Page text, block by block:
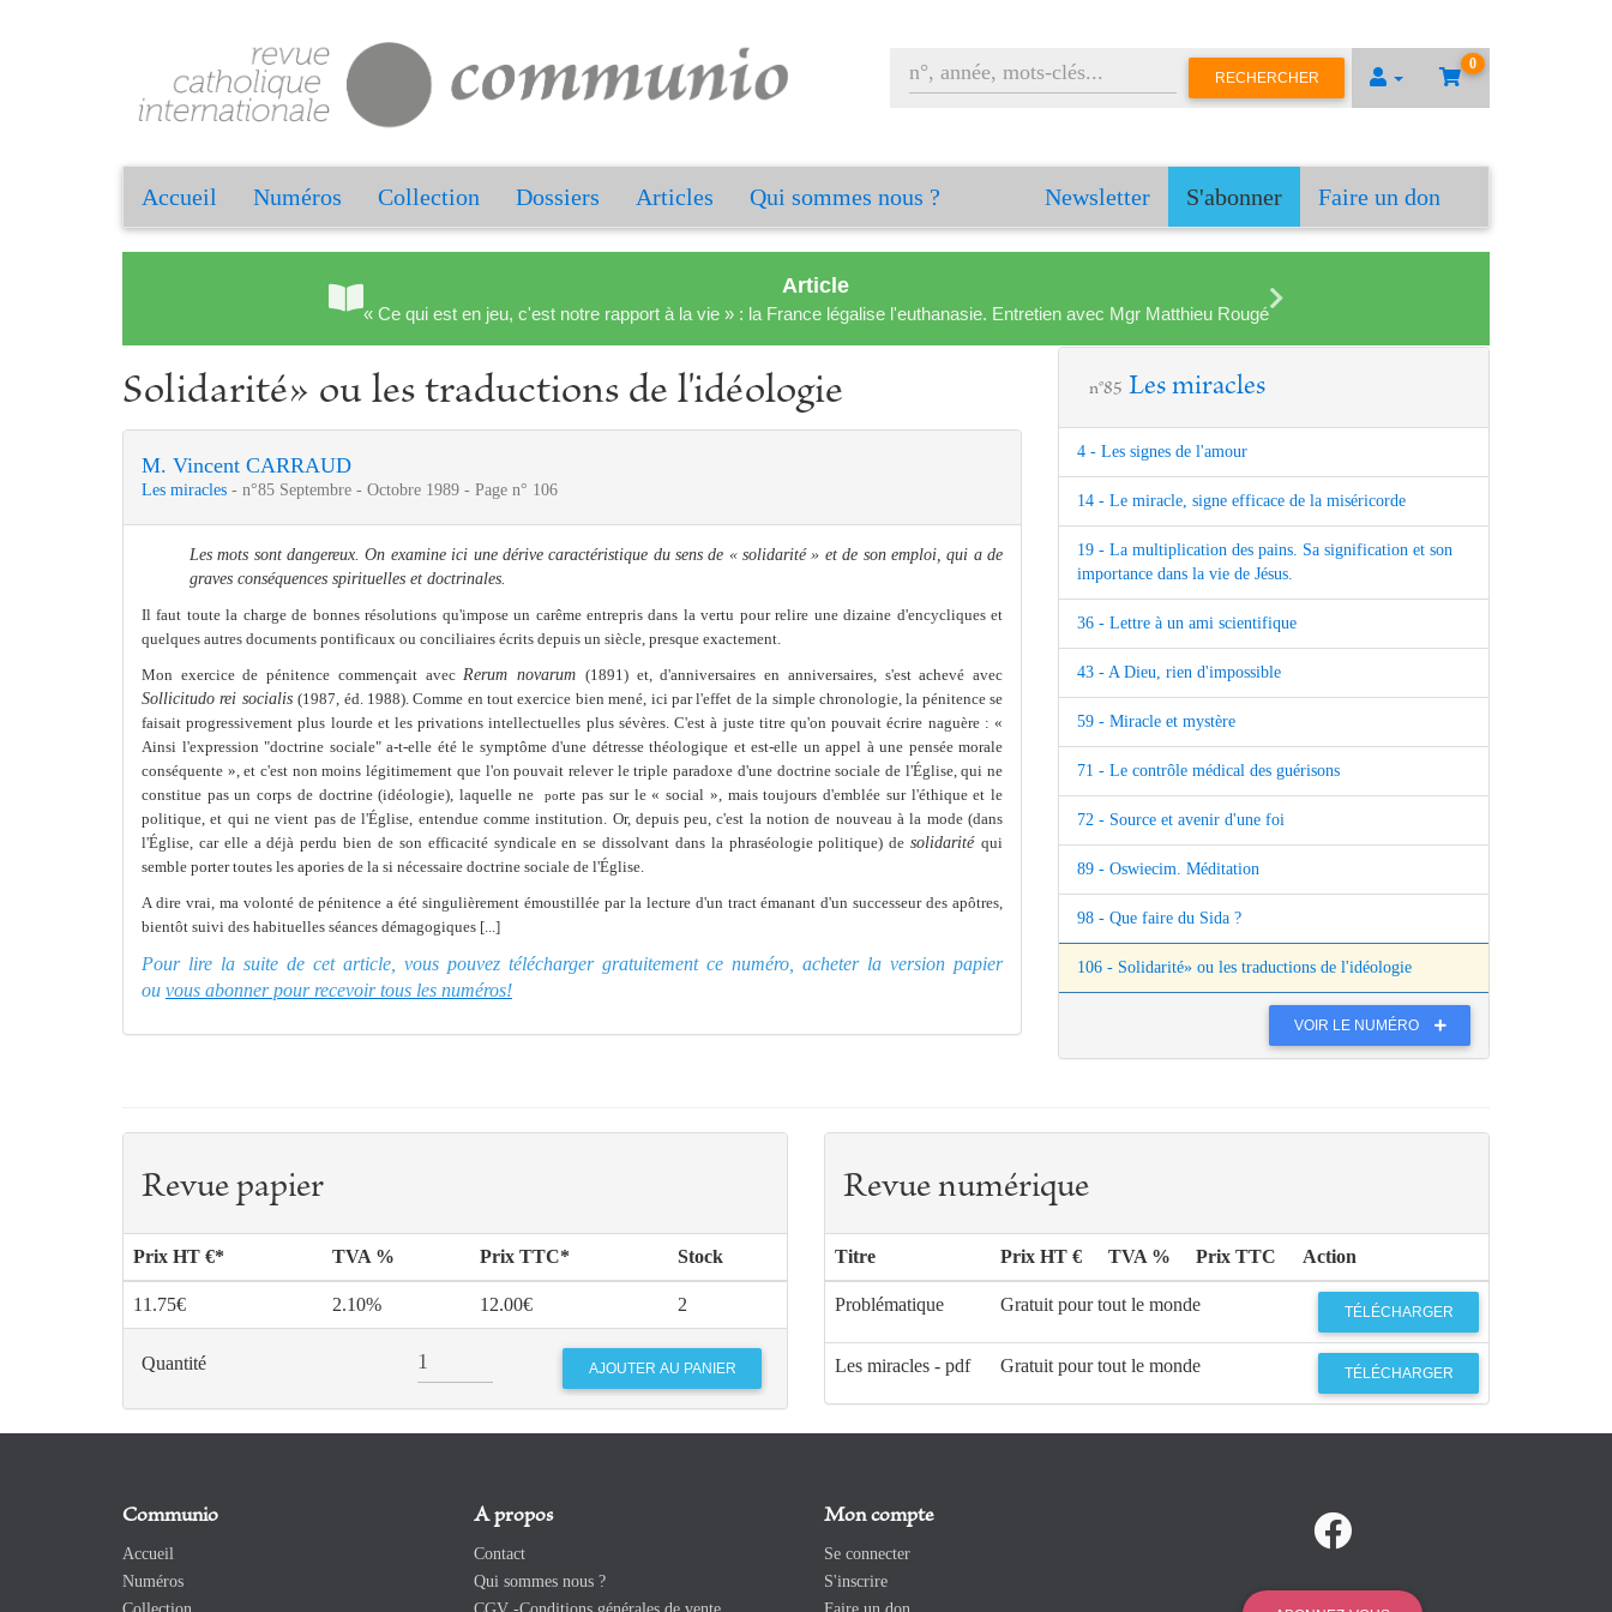
0
RECHERCHER
Accueil Numéros Collection Dossiers Articles Qui sommes nous ? Newsletter S'abonner Faire un don
Article
« Ce qui est en jeu, c'est notre rapport à la vie » : la France légalise l'euthanasie. Entretien avec Mgr Matthieu Rougé
Solidarité» ou les traductions de l'idéologie
M. Vincent CARRAUD
Les miracles - n°85 Septembre - Octobre 1989 - Page n° 106
Les mots sont dangereux. On examine ici une dérive caractéristique du sens de « solidarité » et de son emploi, qui a de
graves conséquences spirituelles et doctrinales.
Il faut toute la charge de bonnes résolutions qu'impose un carêmeentrepris dans la vertu pour relire une dizaine d'encycliques et
quelques autres documents pontificaux ou conciliaires écrits depuis un siècle, presque exactement.
Mon exercice de pénitence commençait avecRerum novarum (1891) et, d'anniversaires en anniversaires, s'est achevé avec
Sollicitudo rei socialis(1987, éd. 1988). Comme en tout exercice bienmené, ici par l'effet de la simple chronologie, la pénitence se
faisait progressivement plus lourde et les privations intellectuelles plus sévères. C'est à juste titre qu'on pouvait écrire naguère : «
Ainsi l'expression "doctrine sociale" a-t-elle été le symptômed'une détresse théologique et est-elle un appel à une pensée morale
conséquente », et c'est non moins légitimement que l'on pouvait relever le triple paradoxe d'une doctrine sociale de l'Église, qui ne
constitue pas un corps de doctrine (idéologie), laquelle ne
porte pas sur le « social », mais toujours d'emblée sur l'éthique etle
politique, et qui ne vient pas de l'Église, entendue comme institution. Or, depuis peu, c'est la notion de nouveau à la mode(dans
l'Église, car elle a déjà perdu bien de son efficacité syndicale en se dissolvant dans la phraséologie politique) desolidaritéqui
semble porter toutes les apories de la si nécessaire doctrine sociale de l'Église.
A dire vrai, ma volonté de pénitence a été singulièrementémoustillée par la lecture d'un tract émanant d'un successeur desapôtres,
bientôt suivi des habituelles séances démagogiques [...]
Pour lire la suite de cet article, vous pouvez télécharger gratuitement ce numéro, acheter la version papier
ou vous abonner pour recevoir tous les numéros!
n°85 Les miracles
4 - Les signes de l'amour
14 - Le miracle, signe efficace de la miséricorde
19 - La multiplication des pains. Sa signification et son
importance dans la vie de Jésus.
36 - Lettre à un ami scientifique
43 - A Dieu, rien d'impossible
59 - Miracle et mystère
71 - Le contrôle médical des guérisons
72 - Source et avenir d'une foi
89 - Oswiecim. Méditation
98 - Que faire du Sida ?
106 - Solidarité» ou les traductions de l'idéologie
VOIR LE NUMÉRO
Revue papier
Prix HT €* TVA % Prix TTC* Stock
11.75€ 2.10% 12.00€ 2
Quantité
Revue numérique
Titre Prix HT € TVA % Prix TTC Action
Problématique Gratuit pour tout le monde TÉLÉCHARGER
Les miracles - pdf Gratuit pour tout le monde TÉLÉCHARGER
Communio
Accueil
Numéros
A propos
Contact
Qui sommes nous ?
Mon compte
Se connecter
S'inscrire